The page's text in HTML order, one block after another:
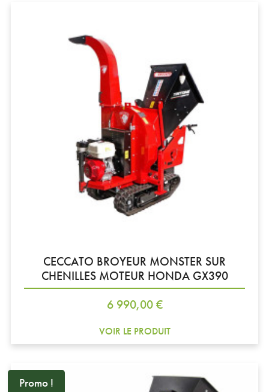
CECCATO BROYEUR MONSTER SUR
CHENILLES MOTEUR HONDA GX390
Prix
6 990,00 €
VOIR LE PRODUIT
Promo !